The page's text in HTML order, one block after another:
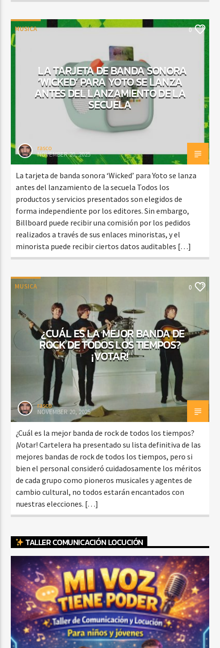
MUSICA 0
LA TARJETA DE BANDA SONORA
‘WICKED’ PARA YOTO SE LANZA
ANTES DEL LANZAMIENTO DE LA
SECUELA
rasco
NOVEMBER 20, 2025
La tarjeta de banda sonora ‘Wicked’ para Yoto se lanza
antes del lanzamiento de la secuela Todos los
productos y servicios presentados son elegidos de
forma independiente por los editores. Sin embargo,
Billboard puede recibir una comisión por los pedidos
realizados a través de sus enlaces minoristas, y el
minorista puede recibir ciertos datos auditables […]
MUSICA 0
¿CUÁL ES LA MEJOR BANDA DE
ROCK DE TODOS LOS TIEMPOS?
¡VOTAR!
rasco
NOVEMBER 20, 2025
¿Cuál es la mejor banda de rock de todos los tiempos?
¡Votar! Cartelera ha presentado su lista definitiva de las
mejores bandas de rock de todos los tiempos, pero si
bien el personal consideró cuidadosamente los méritos
de cada grupo como pioneros musicales y agentes de
cambio cultural, no todos estarán encantados con
nuestras elecciones. […]
TALLER COMUNICACIÓN LOCUCIÓN